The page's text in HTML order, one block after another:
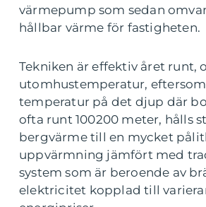
värmepump som sedan
hållbar värme för fastigheten.
Tekniken är effektiv året runt,
utomhustemperatur,
temperatur på det djup där
ofta runt 100200 meter, hålls
bergvärme till en mycket
uppvärmning jämfört med
system som är beroende av
elektricitet kopplad till